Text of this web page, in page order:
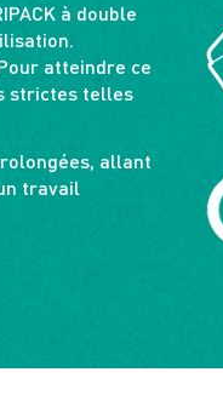
à double
atteindre ce
strictes telles
allant
travail